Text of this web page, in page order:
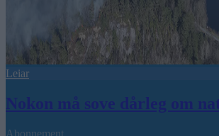
Leiar
Nokon må sove dårleg om
Abonnement